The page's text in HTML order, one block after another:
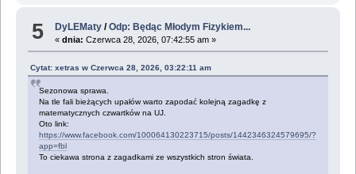
5 DyLEMaty /Odp: Będąc Młodym Fizykiem...
«dnia: Czerwca 28, 2026, 07:42:55 am »
Cytat: xetras w Czerwca 28, 2026, 03:22:11 am
Sezonowa sprawa.
Na tle fali bieżących upałów warto zapodać kolejną zagadkę z
matematycznych czwartków na UJ.
Oto link:
https://www.facebook.com/100064130223715/posts/1442346324579695/?
app=fbl
To ciekawa strona z zagadkami ze wszystkich stron świata.